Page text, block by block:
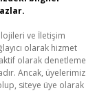
ve İletişim
olarak hizmet
olarak denetleme
Ancak, üyelerimiz
siteye üye olarak